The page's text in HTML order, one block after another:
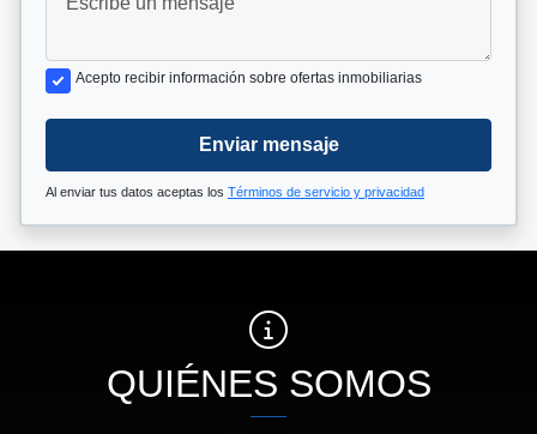
Acepto recibir información sobre ofertas inmobiliarias
Enviar mensaje
Al enviar tus datos aceptas los Términos de servicio y privacidad
QUIÉNES SOMOS